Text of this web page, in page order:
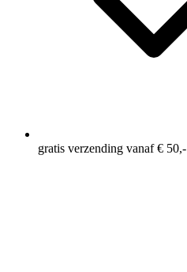
gratis verzending vanaf € 50,-